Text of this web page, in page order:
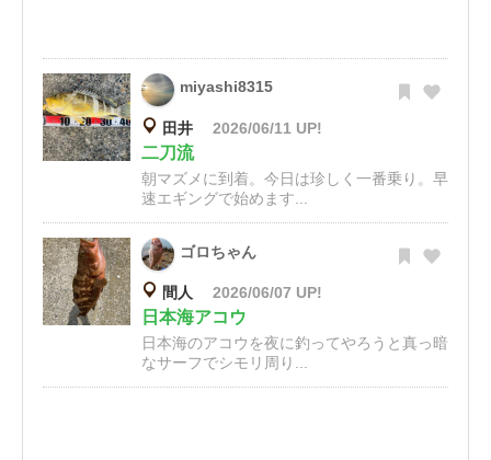
miyashi8315
田井 2026/06/11 UP!
二刀流
朝マズメに到着。今日は珍しく一番乗り。早
速エギングで始めます...
ゴロちゃん
間人 2026/06/07 UP!
日本海アコウ
日本海のアコウを夜に釣ってやろうと真っ暗
なサーフでシモリ周り...